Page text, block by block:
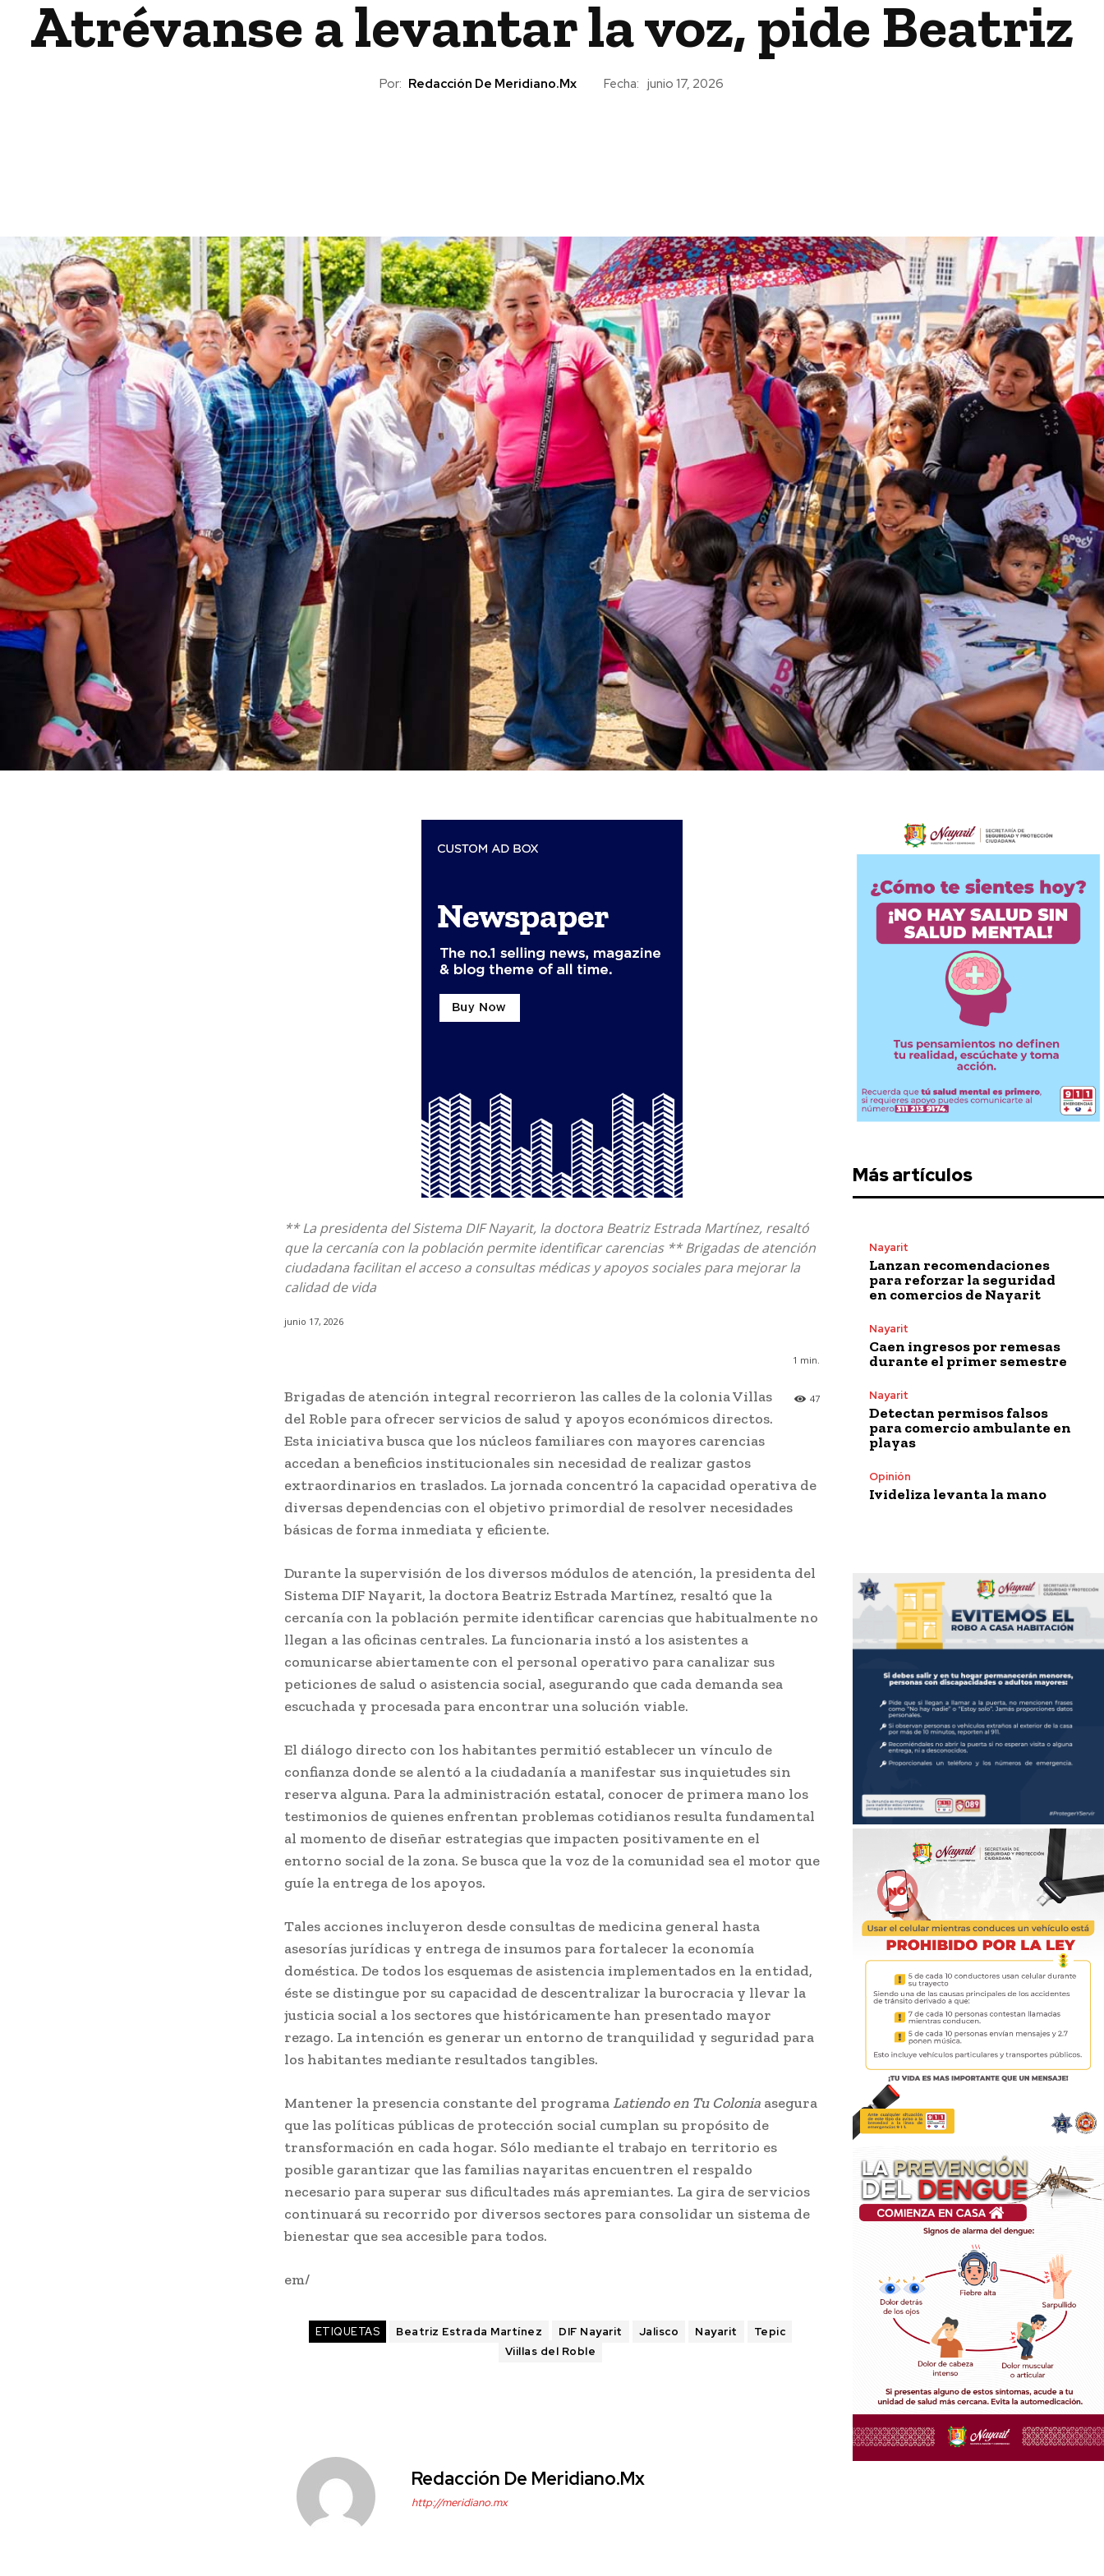
Atrévanse a levantar la voz, pide Beatriz
Por: Redacción De Meridiano.mx Fecha: junio 17, 2026
** La presidenta del Sistema DIF Nayarit, la doctora Beatriz Estrada Martínez, resaltó
que la cercanía con la población permite identificar carencias ** Brigadas de atención
ciudadana facilitan el acceso a consultas médicas y apoyos sociales para mejorar la
calidad de vida
junio 17, 2026
1 min.
47
Brigadas de atención integral recorrieron las calles de la colonia Villas
del Roble para ofrecer servicios de salud y apoyos económicos directos.
Esta iniciativa busca que los núcleos familiares con mayores carencias
accedan a beneficios institucionales sin necesidad de realizar gastos
extraordinarios en traslados. La jornada concentró la capacidad operativa de
diversas dependencias con el objetivo primordial de resolver necesidades
básicas de forma inmediata y eficiente.
Durante la supervisión de los diversos módulos de atención, la presidenta del
Sistema DIF Nayarit, la doctora Beatriz Estrada Martínez, resaltó que la
cercanía con la población permite identificar carencias que habitualmente no
llegan a las oficinas centrales. La funcionaria instó a los asistentes a
comunicarse abiertamente con el personal operativo para canalizar sus
peticiones de salud o asistencia social, asegurando que cada demanda sea
escuchada y procesada para encontrar una solución viable.
El diálogo directo con los habitantes permitió establecer un vínculo de
confianza donde se alentó a la ciudadanía a manifestar sus inquietudes sin
reserva alguna. Para la administración estatal, conocer de primera mano los
testimonios de quienes enfrentan problemas cotidianos resulta fundamental
al momento de diseñar estrategias que impacten positivamente en el
entorno social de la zona. Se busca que la voz de la comunidad sea el motor que
guíe la entrega de los apoyos.
Tales acciones incluyeron desde consultas de medicina general hasta
asesorías jurídicas y entrega de insumos para fortalecer la economía
doméstica. De todos los esquemas de asistencia implementados en la entidad,
éste se distingue por su capacidad de descentralizar la burocracia y llevar la
justicia social a los sectores que históricamente han presentado mayor
rezago. La intención es generar un entorno de tranquilidad y seguridad para
los habitantes mediante resultados tangibles.
Mantener la presencia constante del programa Latiendo en Tu Colonia asegura
que las políticas públicas de protección social cumplan su propósito de
transformación en cada hogar. Sólo mediante el trabajo en territorio es
posible garantizar que las familias nayaritas encuentren el respaldo
necesario para superar sus dificultades más apremiantes. La gira de servicios
continuará su recorrido por diversos sectores para consolidar un sistema de
bienestar que sea accesible para todos.
em/
ETIQUETAS Beatriz Estrada Martínez DIF Nayarit Jalisco Nayarit
Tepic
Viillas del Roble
Redacción De Meridiano.mx
http://meridiano.mx
Más artículos
Nayarit
Lanzan recomendaciones
para reforzar la seguridad
en comercios de Nayarit
Nayarit
Caen ingresos por remesas
durante el primer semestre
Nayarit
Detectan permisos falsos
para comercio ambulante en
playas
Opinión
Ivideliza levanta la mano